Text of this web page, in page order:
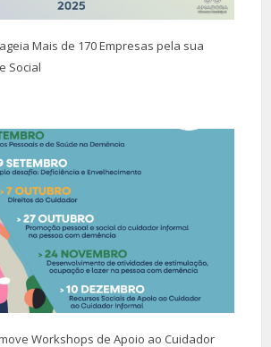
Mais de 170 Empresas pela sua
Social
Workshops de Apoio ao Cuidador